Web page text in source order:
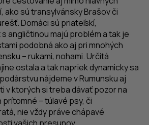
ako sú transylvánsky Brašov či
Domáci sú priateľskí,
angličtinou majú problém a tak je
podobná ako aj pri mnohých
– rukami, nohami. Určitá
ostala a tak napriek dynamicky sa
nájdeme v Rumunsku aj
v ktorých si treba dávať pozor na
– túlavé psy, či
nie vždy práve chápavé